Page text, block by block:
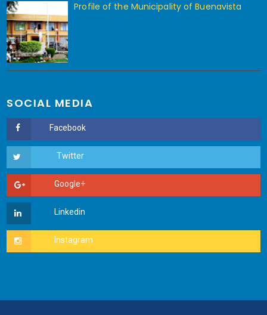
Profile of the Municipality of Buenavista
SOCIAL MEDIA